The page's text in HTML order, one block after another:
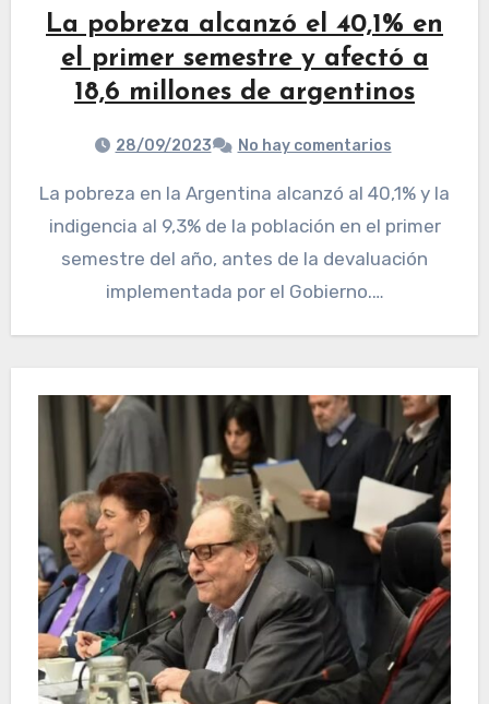
La pobreza alcanzó el 40,1% en
el primer semestre y afectó a
18,6 millones de argentinos
28/09/2023 No hay comentarios
La pobreza en la Argentina alcanzó al 40,1% y la
indigencia al 9,3% de la población en el primer
semestre del año, antes de la devaluación
implementada por el Gobierno.…